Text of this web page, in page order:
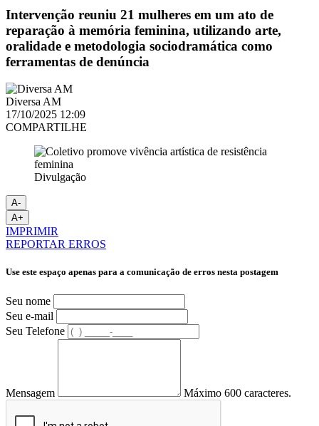
Intervenção reuniu 21 mulheres em um ato de
reparação à memória feminina, utilizando arte,
oralidade e metodologia sociodramática como
ferramentas de denúncia
Diversa AM
17/10/2025 12:09
COMPARTILHE
Divulgação
A-
A+
IMPRIMIR
REPORTAR ERROS
Use este espaço apenas para a comunicação de erros nesta postagem
Seu nome
Seu e-mail
Seu Telefone
Mensagem Máximo 600 caracteres.